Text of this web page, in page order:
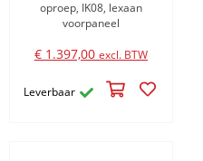
oproep, IK08, lexaan
voorpaneel
€ 1.397,00 excl. BTW
Leverbaar